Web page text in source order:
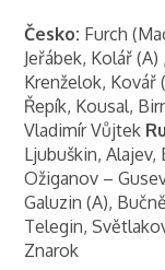
Česko: Furch
Jeřábek, Kolář
Krenželok, Kovář
Řepík, Kousal,
Vladimír Vůjtek
Ljubuškin, Alajev,
Ožiganov –
Galuzin (A),
Telegin,
Znarok